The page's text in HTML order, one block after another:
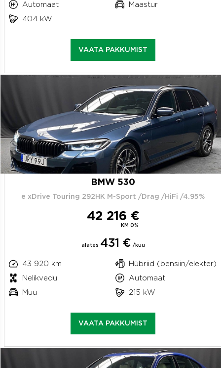
Automaat
Maastur
404 kW
VAATA PAKKUMIST
BMW 530
e xDrive Touring 292HK M-Sport /Drag /HiFi /4.95%
42 216 €
KM 0%
alates 431 € /kuu
43 920 km
Hübriid (bensiin/elekter)
Nelikvedu
Automaat
Muu
215 kW
VAATA PAKKUMIST